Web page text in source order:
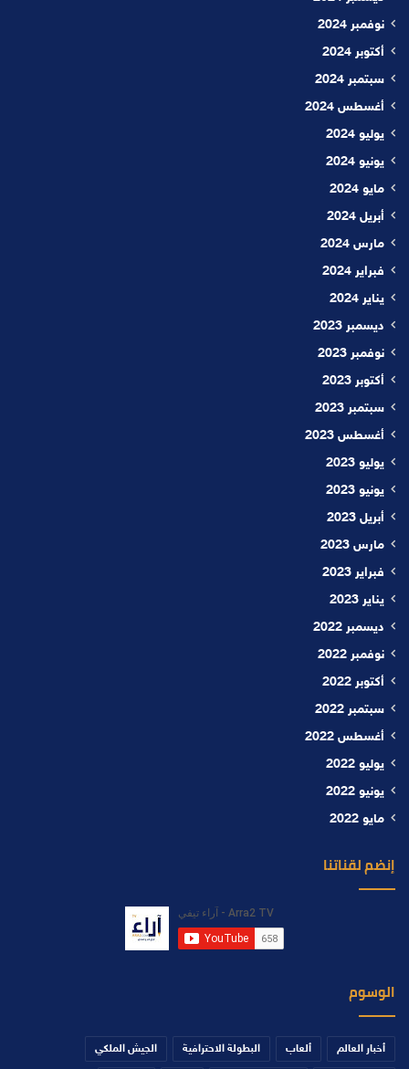
نوفمبر 2024
أكتوبر 2024
سبتمبر 2024
أغسطس 2024
يوليو 2024
يونيو 2024
مايو 2024
أبريل 2024
مارس 2024
فبراير 2024
يناير 2024
ديسمبر 2023
نوفمبر 2023
أكتوبر 2023
سبتمبر 2023
أغسطس 2023
يوليو 2023
يونيو 2023
أبريل 2023
مارس 2023
فبراير 2023
يناير 2023
ديسمبر 2022
نوفمبر 2022
أكتوبر 2022
سبتمبر 2022
أغسطس 2022
يوليو 2022
يونيو 2022
مايو 2022
إنضم لقناتنا
الوسوم
أخبار العالم ألعاب البطولة الاحترافية الجيش الملكي